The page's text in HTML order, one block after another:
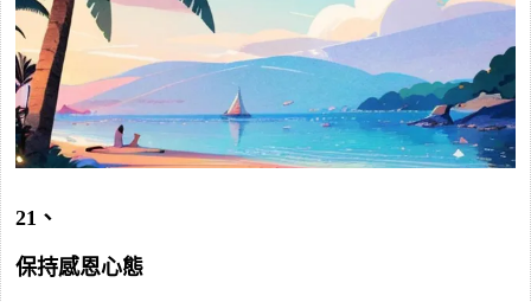
21、
保持感恩心態